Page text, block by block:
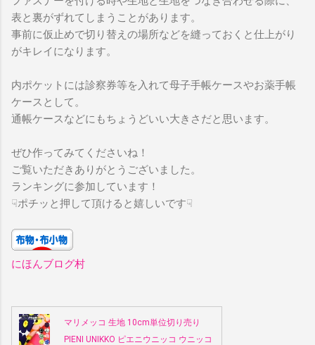
表と裏がずれてしまうことがあります。
事前に仮止めで切り替えの場所などを縫っておくと仕上がり
がキレイになります。
内ポケットには診察券等を入れて母子手帳ケースやお薬手帳
ケースとして。
通帳ケースなどにもちょうどいい大きさだと思います。
ぜひ作ってみてくださいね！
ご覧いただきありがとうございました。
ランキングに参加しています！
☟ポチッと押して頂けると嬉しいです☟
にほんブログ村
マリメッコ 生地 10cm単位切り売り
PIENI UNIKKO ピエニウニッコ ウニッコ